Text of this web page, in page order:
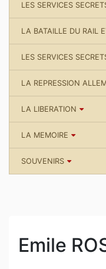
LES SERVICES
LA BATAILLE DU RAIL
LES SERVICES
LA REPRESSION
LA LIBERATION
LA MEMOIRE
SOUVENIRS
Emile